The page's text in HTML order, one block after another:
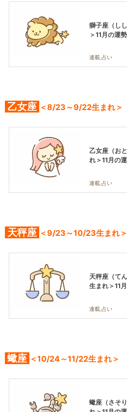
獅子座（し
＞11月の運勢
連載,占い
乙女座 ＜8/23～9/22生まれ＞
乙女座（お
れ＞11月の
連載,占い
天秤座 ＜9/23～10/23生まれ＞
天秤座（て
生まれ＞11
連載,占い
蠍座 ＜10/24～11/22生まれ＞
蠍座（さそ